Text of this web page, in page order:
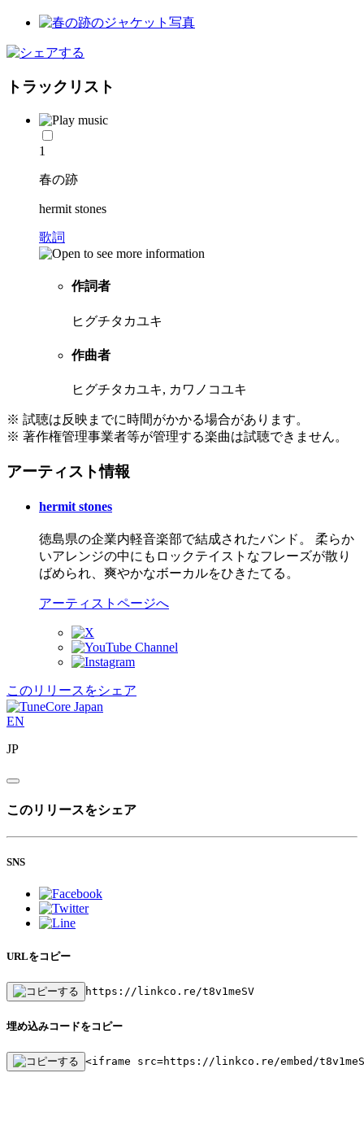
トラックリスト
1
春の跡
hermit stones
歌詞
作詞者
ヒグチタカユキ
作曲者
ヒグチタカユキ, カワノコユキ
※ 試聴は反映までに時間がかかる場合があります。
※ 著作権管理事業者等が管理する楽曲は試聴できません。
アーティスト情報
hermit stones
徳島県の企業内軽音楽部で結成されたバンド。 柔らか
いアレンジの中にもロックテイストなフレーズが散り
ばめられ、爽やかなボーカルをひきたてる。
アーティストページへ
このリリースをシェア
EN
JP
このリリースをシェア
SNS
URLをコピー
https://linkco.re/t8v1meSV
埋め込みコードをコピー
<iframe src=https://linkco.re/embed/